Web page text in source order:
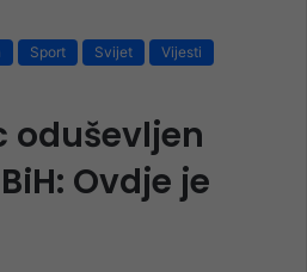
Sport Svijet
Vijesti
oduševljen
Ovdje je